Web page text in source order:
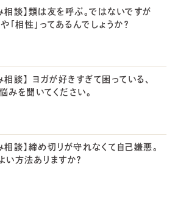
相談】類は友を呼ぶ。ではないですが
や「相性」ってあるんでしょうか？
相談】 ヨガが好きすぎて困っている、
みを聞いてください。
相談】締め切りが守れなくて自己嫌悪。
い方法ありますか？